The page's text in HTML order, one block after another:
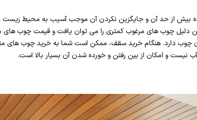
بیش از حد آن و جایگزین نکردن آن موجب آسیب به محیط زیست
دلیل چوب های مرغوب کمتری را می توان یافت و قیمت چوب های
چوب دارد. هنگام خرید سقف، ممکن است شما به خرید چوب های
نیست و امکان از بین رفتن و خورده شدن آن بسیار بالا است.